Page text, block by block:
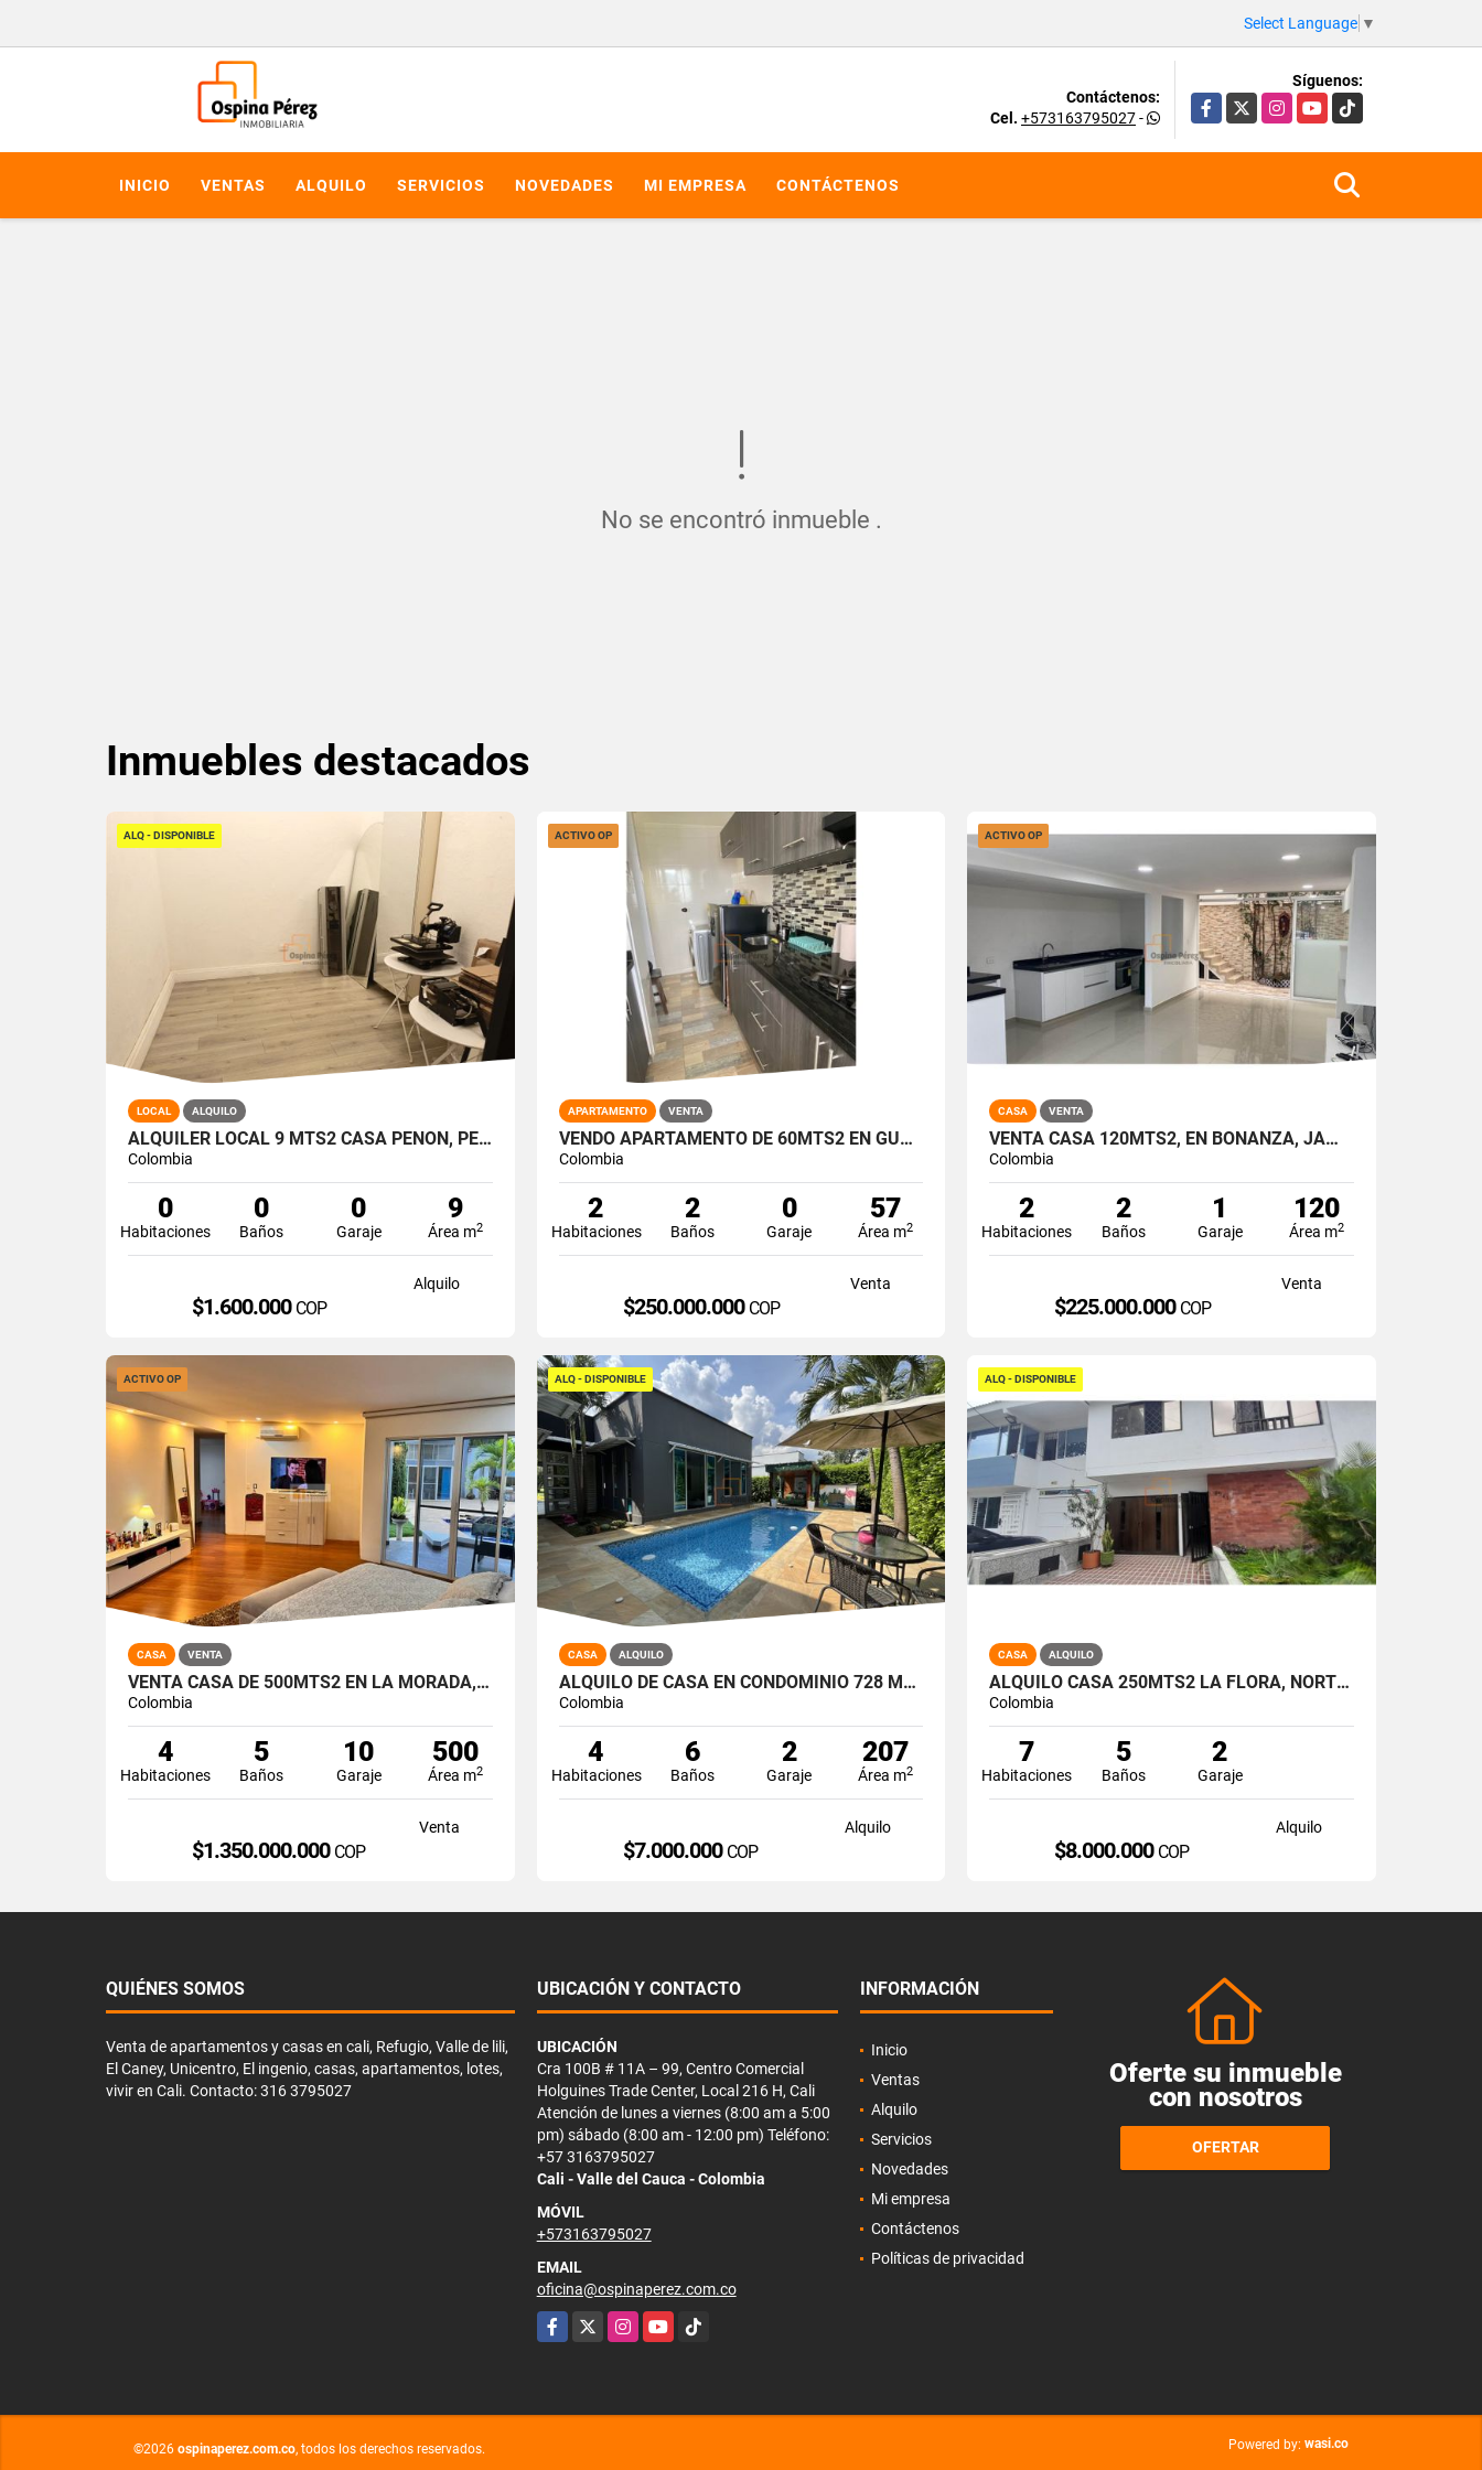
Select Language ▼
Contáctenos:
Cel. +573163795027-
Síguenos:
Facebook
X InstagramYouTubeTikTok
INICIO VENTAS ALQUILO SERVICIOS NOVEDADES MI EMPRESA CONTÁCTENOS
No se encontró inmueble .
Inmuebles destacados
ALQ - DISPONIBLE
LOCAL ALQUILO
ALQUILER LOCAL 9 MTS2 CASA PEÑON, PEÑON OESTE DE CALI A-166
Colombia
0
Habitaciones
0
Baños
0
Garaje
9
Área m2
Alquilo
$1.600.000 COP
ACTIVO OP
APARTAMENTO VENTA
VENDO APARTAMENTO DE 60MTS2 EN GUABINAS, YUMBO 14748-1
Colombia
2
Habitaciones
2
Baños
0
Garaje
57
Área m2
Venta
$250.000.000 COP
ACTIVO OP
CASA VENTA
VENTA CASA 120MTS2, EN BONANZA, JAMUNDÍ 11417
Colombia
2
Habitaciones
2
Baños
1
Garaje
120
Área m2
Venta
$225.000.000 COP
ACTIVO OP
CASA VENTA
VENTA CASA DE 500MTS2 EN LA MORADA, JAMUNDÍ. 7491-1
Colombia
4
Habitaciones
5
Baños
10
Garaje
500
Área m2
Venta
$1.350.000.000 COP
ALQ - DISPONIBLE
CASA ALQUILO
ALQUILO DE CASA EN CONDOMINIO 728 MTRS2 ALFAGUARA, JAMUNDÍ, A-143
Colombia
4
Habitaciones
6
Baños
2
Garaje
207
Área m2
Alquilo
$7.000.000 COP
ALQ - DISPONIBLE
CASA ALQUILO
ALQUILO CASA 250MTS2 LA FLORA, NORTE DE CALI, A-174
Colombia
7
Habitaciones
5
Baños
2
Garaje
Alquilo
$8.000.000 COP
QUIÉNES SOMOS
Venta de apartamentos y casas en cali, Refugio, Valle de lili,
El Caney, Unicentro, El ingenio, casas, apartamentos, lotes,
vivir en Cali. Contacto: 316 3795027
UBICACIÓN Y CONTACTO
UBICACIÓN
Cra 100B # 11A – 99, Centro Comercial
Holguines Trade Center, Local 216 H, Cali
Atención de lunes a viernes (8:00 am a 5:00
pm) sábado (8:00 am - 12:00 pm) Teléfono:
+57 3163795027
Cali - Valle del Cauca - Colombia
MÓVIL
+573163795027
EMAIL
oficina@ospinaperez.com.co
Facebook
X InstagramYouTubeTikTok
INFORMACIÓN
Inicio
Ventas
Alquilo
Servicios
Novedades
Mi empresa
Contáctenos
Políticas de privacidad
Oferte su inmueble
con nosotros
OFERTAR
©2026 ospinaperez.com.co, todos los derechos reservados. Powered by: wasi.co